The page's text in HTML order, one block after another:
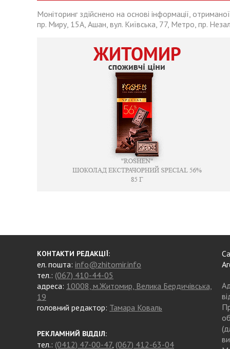
Моніторинг здійснено на основі інформації,
пр. Миру, 15А, Ашан, вул. Київська, 77, Метро, пр.
КОНТАКТИ РЕДАКЦІЇ:
ел. пошта: info@zhitomir.info
тел.: (067) 410-44-05
адреса: 10008, м.Житомир, Велика Бердичівська,
19
головний редактор: Тамара Коваль
РЕКЛАМНИЙ ВІДДІЛ:
тел.: (0412) 47-00-47, (067) 412-63-04